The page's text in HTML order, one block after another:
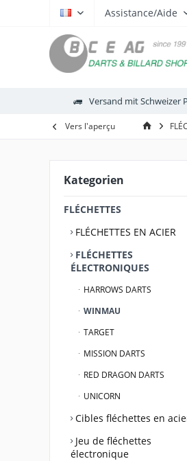
Assistance/Aide
Versand mit Schweizer
Vers l'aperçu
Kategorien
FLÉCHETTES
FLÉCHETTES EN ACIER
FLÉCHETTES
ÉLECTRONIQUES
HARROWS DARTS
WINMAU
TARGET
MISSION DARTS
RED DRAGON DARTS
UNICORN
Cibles fléchettes en
Jeu de fléchettes
électronique